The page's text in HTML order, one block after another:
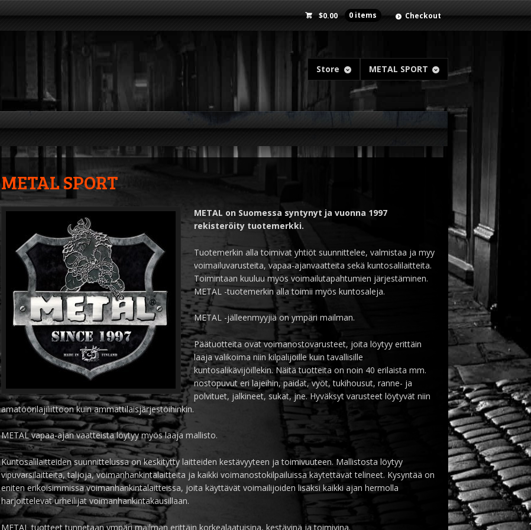
$0.00 0 items Checkout
Store METAL SPORT
METAL SPORT
METAL on Suomessa syntynyt ja vuonna 1997
rekisteröity tuotemerkki.
Tuotemerkin alla toimivat yhtiöt suunnittelee, valmistaa ja myy
voimailuvarusteita, vapaa-ajanvaatteita sekä kuntosalilaitteita.
Toimintaan kuuluu myös voimailutapahtumien järjestäminen.
METAL -tuotemerkin alla toimii myös kuntosaleja.
METAL -jälleenmyyjiä on ympäri mailman.
Päätuotteita ovat voimanostovarusteet, joita löytyy erittäin
laaja valikoima niin kilpalijoille kuin tavallisille
kuntosalikävijöillekin. Näitä tuotteita on noin 40 erilaista mm.
nostopuvut eri lajeihin, paidat, vyöt, tukihousut, ranne- ja
polvituet, jalkineet, sukat, jne. Hyväksyt varusteet löytyvät niin
amatöörilajiliittoon kuin ammattilaisjärjestöihinkin.
METAL vapaa-ajan vaatteista löytyy myös laaja mallisto.
Kuntosalilaitteiden suunnittelussa on keskitytty laitteiden kestävyyteen ja toimivuuteen. Mallistosta löytyy
vipuvarsilaitteita, taljoja, voimanhankintalaitteita ja kaikki voimanostokilpailuissa käytettävät telineet. Kysyntää on
eniten erikoisimmissa voimanhankintalaitteissa, joita käyttävät voimailijoiden lisäksi kaikki ajan hermolla
harjoittelevat urheilijat voimanhankintakausillaan.
METAL tuotteet tunnetaan ympäri mailman erittäin korkealaatuisina, kestävinä ja toimivina.